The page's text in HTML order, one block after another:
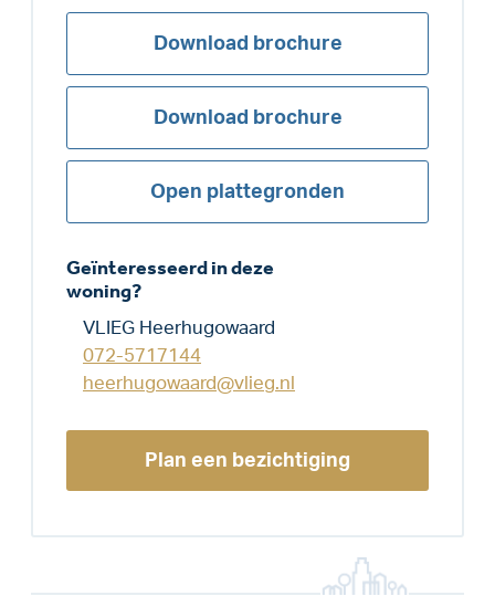
Download brochure
Download brochure
Open plattegronden
Geïnteresseerd in deze
woning?
VLIEG Heerhugowaard
072-5717144
heerhugowaard@vlieg.nl
Plan een bezichtiging